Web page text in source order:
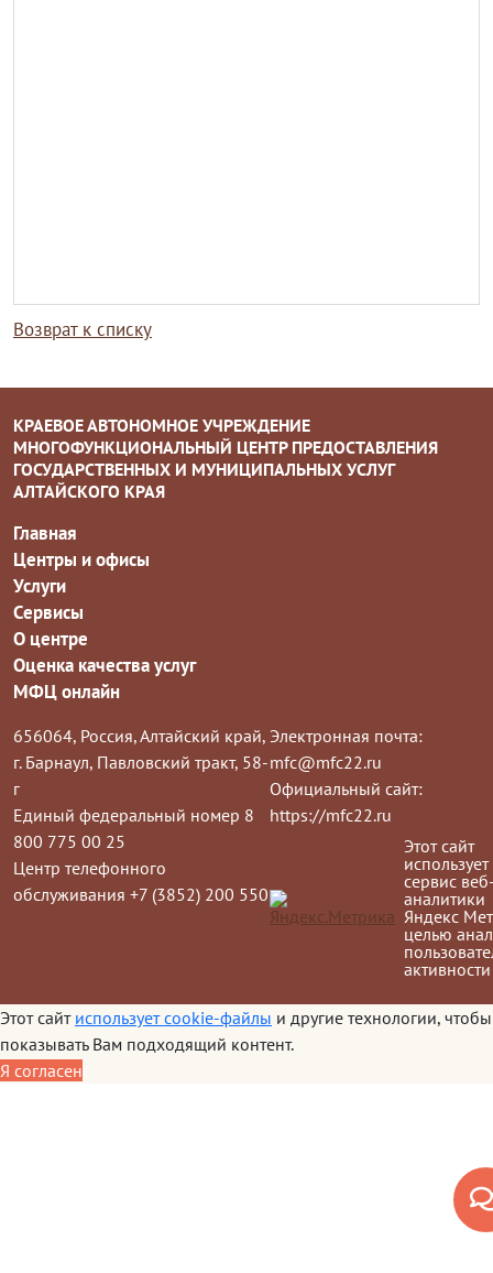
Возврат к списку
КРАЕВОЕ АВТОНОМНОЕ УЧРЕЖДЕНИЕ
МНОГОФУНКЦИОНАЛЬНЫЙ ЦЕНТР ПРЕДОСТАВЛЕНИЯ
ГОСУДАРСТВЕННЫХ И МУНИЦИПАЛЬНЫХ УСЛУГ
АЛТАЙСКОГО КРАЯ
Главная
Центры и офисы
Услуги
Сервисы
О центре
Оценка качества услуг
МФЦ онлайн
656064, Россия, Алтайский край,
г. Барнаул, Павловский тракт, 58-
г
Единый федеральный номер 8
800 775 00 25
Центр телефонного
обслуживания +7 (3852) 200 550
Электронная почта:
mfc@mfc22.ru
Официальный сайт:
https://mfc22.ru
Этот сайт
использует
сервис
аналитики
Яндекс
целью
активности
Этот сайт использует cookie-файлы и другие технологии, чтобы
показывать Вам подходящий контент.
Я согласен